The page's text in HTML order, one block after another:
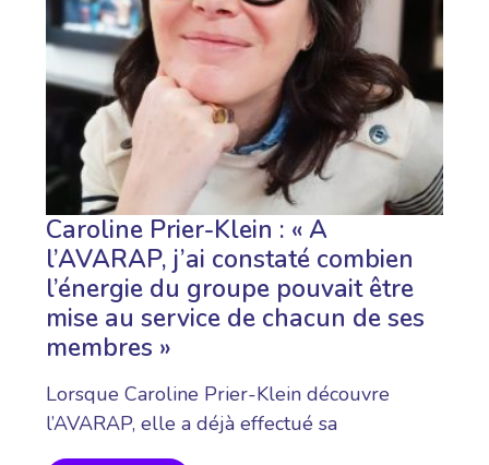
Caroline Prier-Klein : « A
l’AVARAP, j’ai constaté combien
l’énergie du groupe pouvait être
mise au service de chacun de ses
membres »
Lorsque Caroline Prier-Klein découvre
l’AVARAP, elle a déjà effectué sa
reconversion professionnelle.…